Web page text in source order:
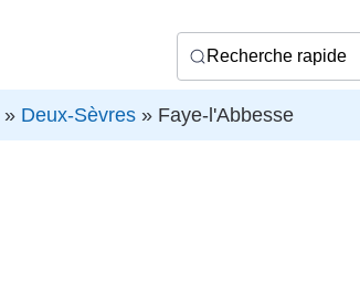
Recherche rapide
» Deux-Sèvres » Faye-l'Abbesse